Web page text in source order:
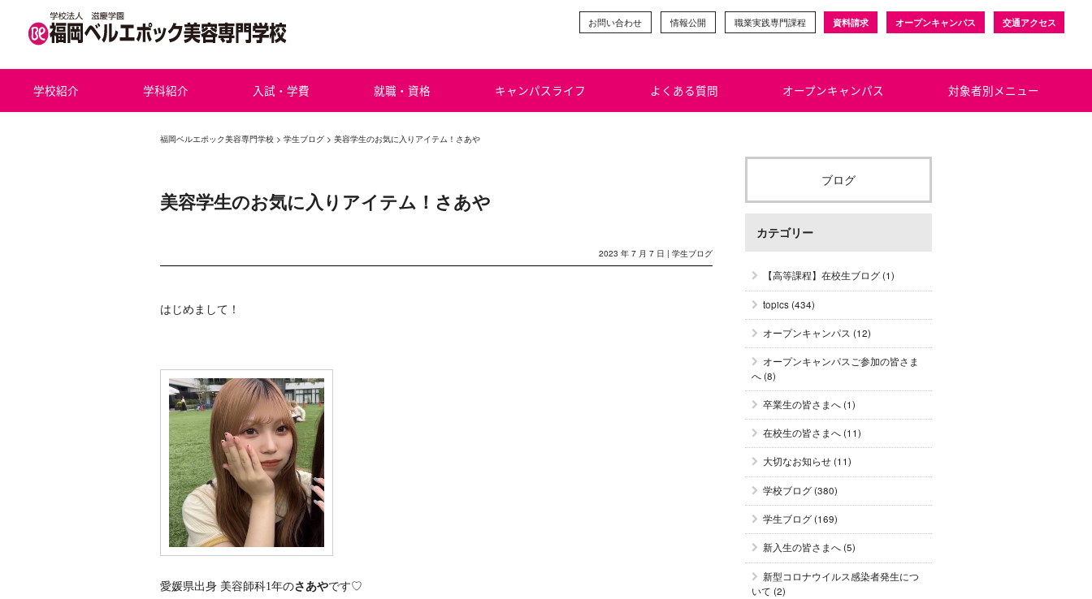
お問い合わせ 情報公開 職業実践専門課程 資料請求 オープンキャンパス 交通アクセス
学校紹介 学科紹介 入試・学費 就職・資格 キャンパスライフ よくある質問 オープンキャンパス 対象者別メニュー
福岡ベルエポック美容専門学校 > 学生ブログ > 美容学生のお気に入りアイテム！さあや
美容学生のお気に入りアイテム！さあや
2023 年 7 月 7 日 | 学生ブログ
はじめまして！
愛媛県出身 美容師科1年のさあやです♡
ブログ
カテゴリー
【高等課程】在校生ブログ(1)
topics(434)
オープンキャンパス (12)
オープンキャンパスご参加の皆さま
へ(8)
卒業生の皆さまへ(1)
在校生の皆さまへ(11)
大切なお知らせ(11)
学校ブログ(380)
学生ブログ(169)
新入生の皆さまへ(5)
新型コロナウイルス感染者発生につ
いて (2)